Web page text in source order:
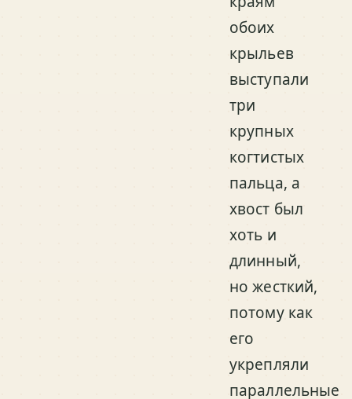
обоих
крыльев
выступали
три
крупных
когтистых
пальца, а
хвост был
хоть и
длинный,
но жесткий,
потому как
его
укрепляли
параллельные